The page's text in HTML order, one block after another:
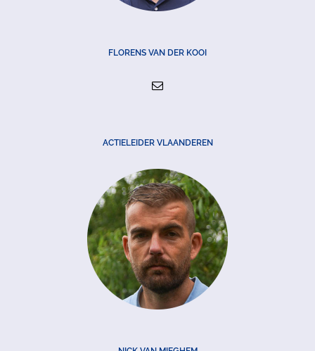
FLORENS VAN DER KOOI
ACTIELEIDER VLAANDEREN